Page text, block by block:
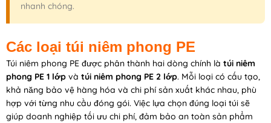
nhanh chóng.
Các loại túi niêm phong PE
Túi niêm phong PE được phân thành hai dòng chính là túi niêm
phong PE 1 lớp và túi niêm phong PE 2 lớp. Mỗi loại có cấu tạo,
khả năng bảo vệ hàng hóa và chi phí sản xuất khác nhau, phù
hợp với từng nhu cầu đóng gói. Việc lựa chọn đúng loại túi sẽ
giúp doanh nghiệp tối ưu chi phí, đảm bảo an toàn sản phẩm